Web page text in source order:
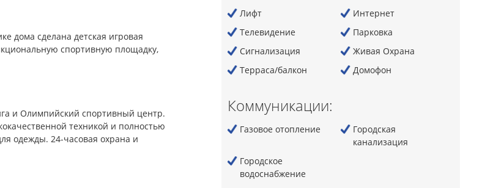
дома сделана детская игровая
спортивную площадку,
и Олимпийский спортивный центр.
техникой и полностью
одежды. 24-часовая охрана и
Лифт
Интернет
Телевидение
Парковка
Сигнализация
Живая Охрана
Терраса/балкон
Домофон
Коммуникации:
Газовое отопление
Городская
канализация
Городскoe
водоснабжение